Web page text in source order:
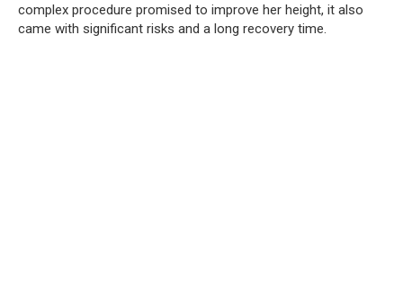
complex procedure promised to improve her height, it also
came with significant risks and a long recovery time.